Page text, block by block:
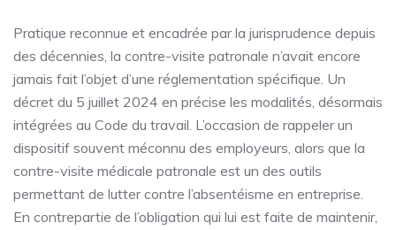
Pratique reconnue et encadrée par la jurisprudence depuis
des décennies, la contre-visite patronale n’avait encore
jamais fait l’objet d’une réglementation spécifique. Un
décret du 5 juillet 2024 en précise les modalités, désormais
intégrées au Code du travail. L’occasion de rappeler un
dispositif souvent méconnu des employeurs, alors que la
contre-visite médicale patronale est un des outils
permettant de lutter contre l’absentéisme en entreprise.
En contrepartie de l’obligation qui lui est faite de maintenir,